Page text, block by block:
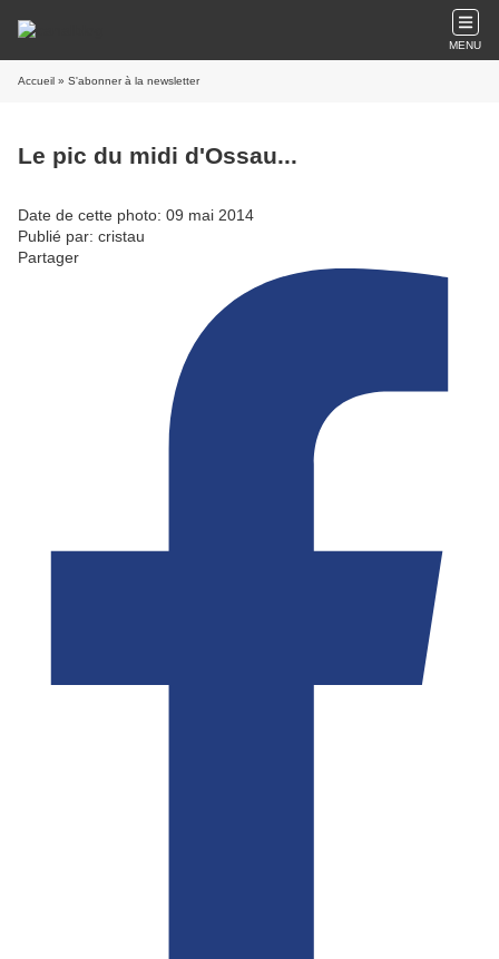
MENU
Accueil » S'abonner à la newsletter
Le pic du midi d'Ossau...
Date de cette photo: 09 mai 2014
Publié par: cristau
Partager